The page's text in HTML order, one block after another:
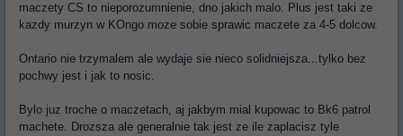
maczety CS to nieporozumnienie, dno jakich malo. Plus jest taki ze
kazdy murzyn w KOngo moze sobie sprawic maczete za 4-5 dolcow.
Ontario nie trzymalem ale wydaje sie nieco solidniejsza...tylko bez
pochwy jest i jak to nosic.
Bylo juz troche o maczetach, aj jakbym mial kupowac to Bk6 patrol
machete. Drozsza ale generalnie tak jest ze ile zaplacisz tyle